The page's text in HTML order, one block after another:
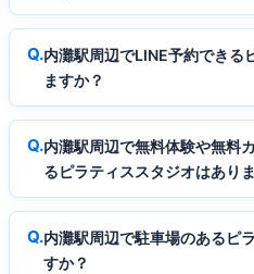
内灘駅周辺でLINE予約できる
ますか？
内灘駅周辺で無料体験や無料
るピラティススタジオはあり
内灘駅周辺で駐車場のあるピ
すか？